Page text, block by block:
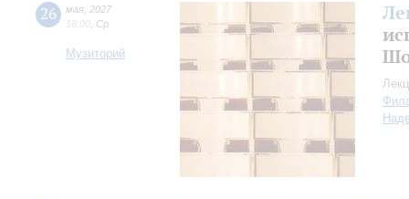
26 мая 2027
18:00 Ср
Музиторий